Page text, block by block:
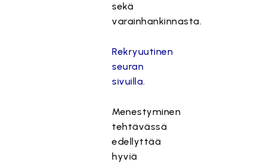
sekä
varainhankinnasta.
Rekryuutinen
seuran
sivuilla.
Menestyminen
tehtävässä
edellyttää
hyviä